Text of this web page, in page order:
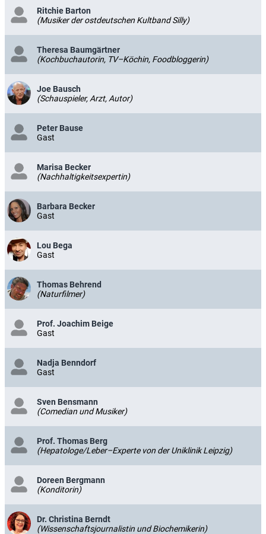
Ritchie Barton
(Musiker der ostdeutschen Kultband Silly)
Theresa Baumgärtner
(Kochbuchautorin, TV–Köchin, Foodbloggerin)
Joe Bausch
(Schauspieler, Arzt, Autor)
Peter Bause
Gast
Marisa Becker
(Nachhaltigkeitsexpertin)
Barbara Becker
Gast
Lou Bega
Gast
Thomas Behrend
(Naturfilmer)
Prof. Joachim Beige
Gast
Nadja Benndorf
Gast
Sven Bensmann
(Comedian und Musiker)
Prof. Thomas Berg
(Hepatologe/Leber–Experte von der Uniklinik Leipzig)
Doreen Bergmann
(Konditorin)
Dr. Christina Berndt
(Wissenschaftsjournalistin und Biochemikerin)